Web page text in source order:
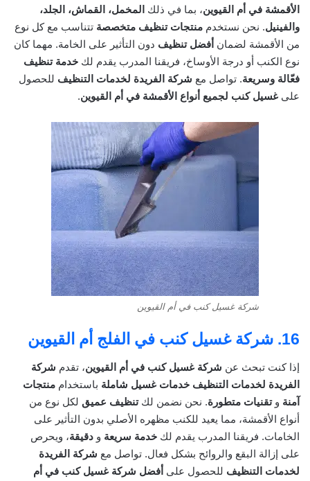
الأقمشة في أم القيوين، بما في ذلك المخمل، القماش، الجلد،
والفينيل. نحن نستخدم منتجات تنظيف متخصصة تتناسب مع كل نوع
من الأقمشة لضمان أفضل تنظيف دون التأثير على الخامة. مهما كان
نوع الكنب أو درجة الأوساخ، فريقنا المدرب يقدم لك خدمة تنظيف
فعّالة وسريعة. تواصل مع شركة الفريدة لخدمات التنظيف للحصول
على غسيل كنب لجميع أنواع الأقمشة في أم القيوين.
شركة غسيل كنب في أم القيوين
16. شركة غسيل كنب في الفلج أم القيوين
إذا كنت تبحث عن شركة غسيل كنب في أم القيوين، تقدم شركة
الفريدة لخدمات التنظيف خدمات غسيل شاملة باستخدام منتجات
آمنة وتقنيات متطورة. نحن نضمن لكتنظيف عميق لكل نوع من
أنواع الأقمشة، مما يعيد للكنب مظهره الأصلي بدون التأثير على
الخامات. فريقنا المدرب يقدم لك خدمة سريعة و دقيقة، ويحرص
على إزالة البقع والروائح بشكل فعال. تواصل مع شركة الفريدة
لخدمات التنظيف للحصول على أفضل شركة غسيل كنب في أم